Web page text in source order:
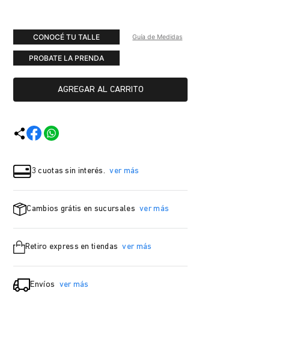
CONOCÉ TU TALLE Guía de Medidas
PROBATE LA PRENDA
AGREGAR AL CARRITO
3 cuotas sin interés. ver más
Cambios grátis en sucursales ver más
Retiro express en tiendas ver más
Envíos ver más